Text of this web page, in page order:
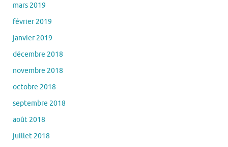
mars 2019
février 2019
janvier 2019
décembre 2018
novembre 2018
octobre 2018
septembre 2018
août 2018
juillet 2018